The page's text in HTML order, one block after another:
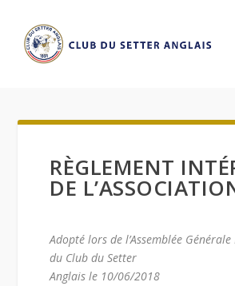
RÈGLEMENT
DE
Adopté lors de l’Assemblée
du Club du Setter
Anglais le 10/06/2018